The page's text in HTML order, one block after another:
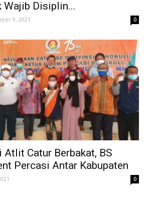
Wajib Disiplin...
9, 2021 0
Catur Berbakat, BS
Percasi Antar Kabupaten
0